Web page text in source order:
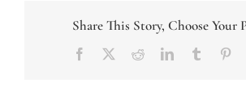
Share This Story, Choose Your
Facebook
TwitterRedditLinkedInTumblr